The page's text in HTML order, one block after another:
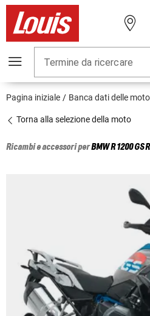
Termine da ricercare
Pagina iniziale Banca dati delle moto
Torna alla selezione della moto
Ricambi e accessori perBMWR 1200 GS